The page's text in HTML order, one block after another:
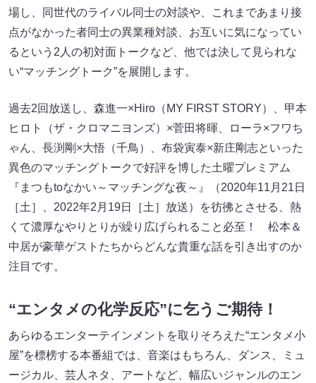
場し、同世代のライバル同士の対談や、これまであまり接
点がなかった者同士の異業種対談、お互いに気になってい
るという2人の初対面トークなど、他では決して見られな
い“マッチングトーク”を展開します。
過去2回放送し、森進一×Hiro（MY FIRST STORY）、甲本
ヒロト（ザ・クロマニヨンズ）×菅田将暉、ローラ×フワち
ゃん、長渕剛×大悟（千鳥）、布袋寅泰×新庄剛志といった
異色のマッチングトークで好評を博した土曜プレミアム
『まつもtoなかい～マッチングな夜～』（2020年11月21日
［土］、2022年2月19日［土］放送）を彷彿とさせる、熱
くて濃厚なやりとりが繰り広げられること必至！ 松本＆
中居が豪華ゲストたちからどんな貴重な話を引き出すのか
注目です。
“エンタメの化学反応”に乞うご期待！
あらゆるエンターテインメントを取りそろえた“エンタメ小
屋”を標榜する本番組では、音楽はもちろん、ダンス、ミュ
ージカル、芸人ネタ、アートなど、幅広いジャンルのエン